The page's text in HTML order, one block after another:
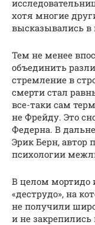
хотя многие
высказывались в
Тем не менее
объединить
стремление в
смерти стал
все-таки сам
не Фрейду. Это
Федерна. В
Эрик Берн, автор
психологии
В целом
«деструдо», на
не получили
и не закрепились